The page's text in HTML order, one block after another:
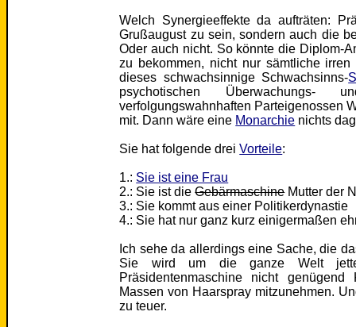
Welch Synergieeffekte da aufträten:
Grußaugust zu sein, sondern auch die
Oder auch nicht. So könnte die Diplom-
zu bekommen, nicht nur sämtliche
dieses schwachsinnige Schwachsinns-
psychotischen Überwachungs-
verfolgungswahnhaften Parteigenossen
mit. Dann wäre eine Monarchie nichts
Sie hat folgende dreiVorteile:
1.: Sie ist eine Frau
2.: Sie ist dieGebärmaschineMutter der
3.: Sie kommt aus einer Politikerdynastie
4.: Sie hat nur ganz kurz einigermaßen
Ich sehe da allerdings eine Sache, die
Sie wird um die ganze Welt
Präsidentenmaschine nicht
Massen von Haarspray mitzunehmen.
zu teuer.